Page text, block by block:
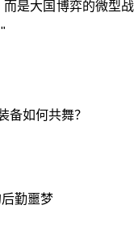
是大国博弈的微型
备如何共舞？
勤噩梦